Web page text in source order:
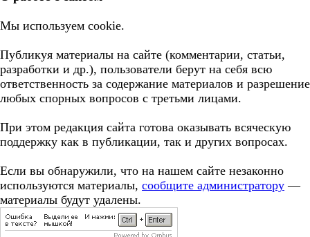
Мы используем cookie.
Публикуя материалы на сайте (комментарии, статьи,
разработки и др.), пользователи берут на себя всю
ответственность за содержание материалов и разрешение
любых спорных вопросов с третьми лицами.
При этом редакция сайта готова оказывать всяческую
поддержку как в публикации, так и других вопросах.
Если вы обнаружили, что на нашем сайте незаконно
используются материалы, сообщите администратору —
материалы будут удалены.